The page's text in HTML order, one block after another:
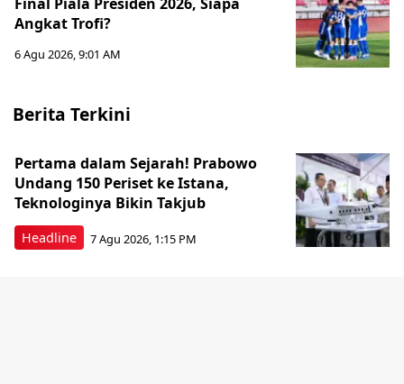
Angkat Trofi?
6 Agu 2026, 9:01 AM
Berita Terkini
Headline
Pertama dalam Sejarah! Prabowo
Undang 150 Periset ke Istana,
Teknologinya Bikin Takjub
7 Agu 2026, 1:15 PM